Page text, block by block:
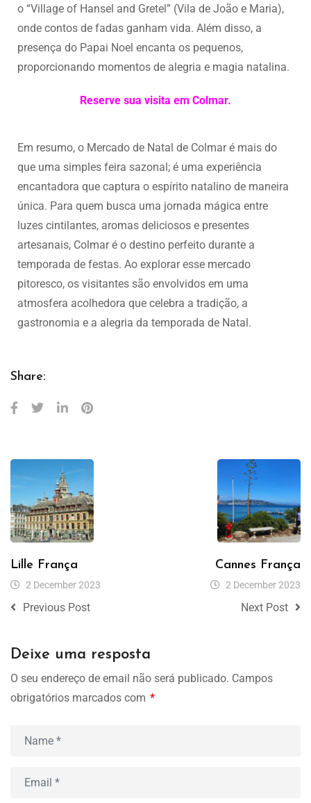
o “Village of Hansel and Gretel” (Vila de João e Maria),
onde contos de fadas ganham vida. Além disso, a
presença do Papai Noel encanta os pequenos,
proporcionando momentos de alegria e magia natalina.
Reserve sua visita em Colmar.
Em resumo, o Mercado de Natal de Colmar é mais do
que uma simples feira sazonal; é uma experiência
encantadora que captura o espírito natalino de maneira
única. Para quem busca uma jornada mágica entre
luzes cintilantes, aromas deliciosos e presentes
artesanais, Colmar é o destino perfeito durante a
temporada de festas. Ao explorar esse mercado
pitoresco, os visitantes são envolvidos em uma
atmosfera acolhedora que celebra a tradição, a
gastronomia e a alegria da temporada de Natal.
Share:
Lille França
2 December 2023
Previous Post
Cannes França
2 December 2023
Next Post
Deixe uma resposta
O seu endereço de email não será publicado. Campos
obrigatórios marcados com *